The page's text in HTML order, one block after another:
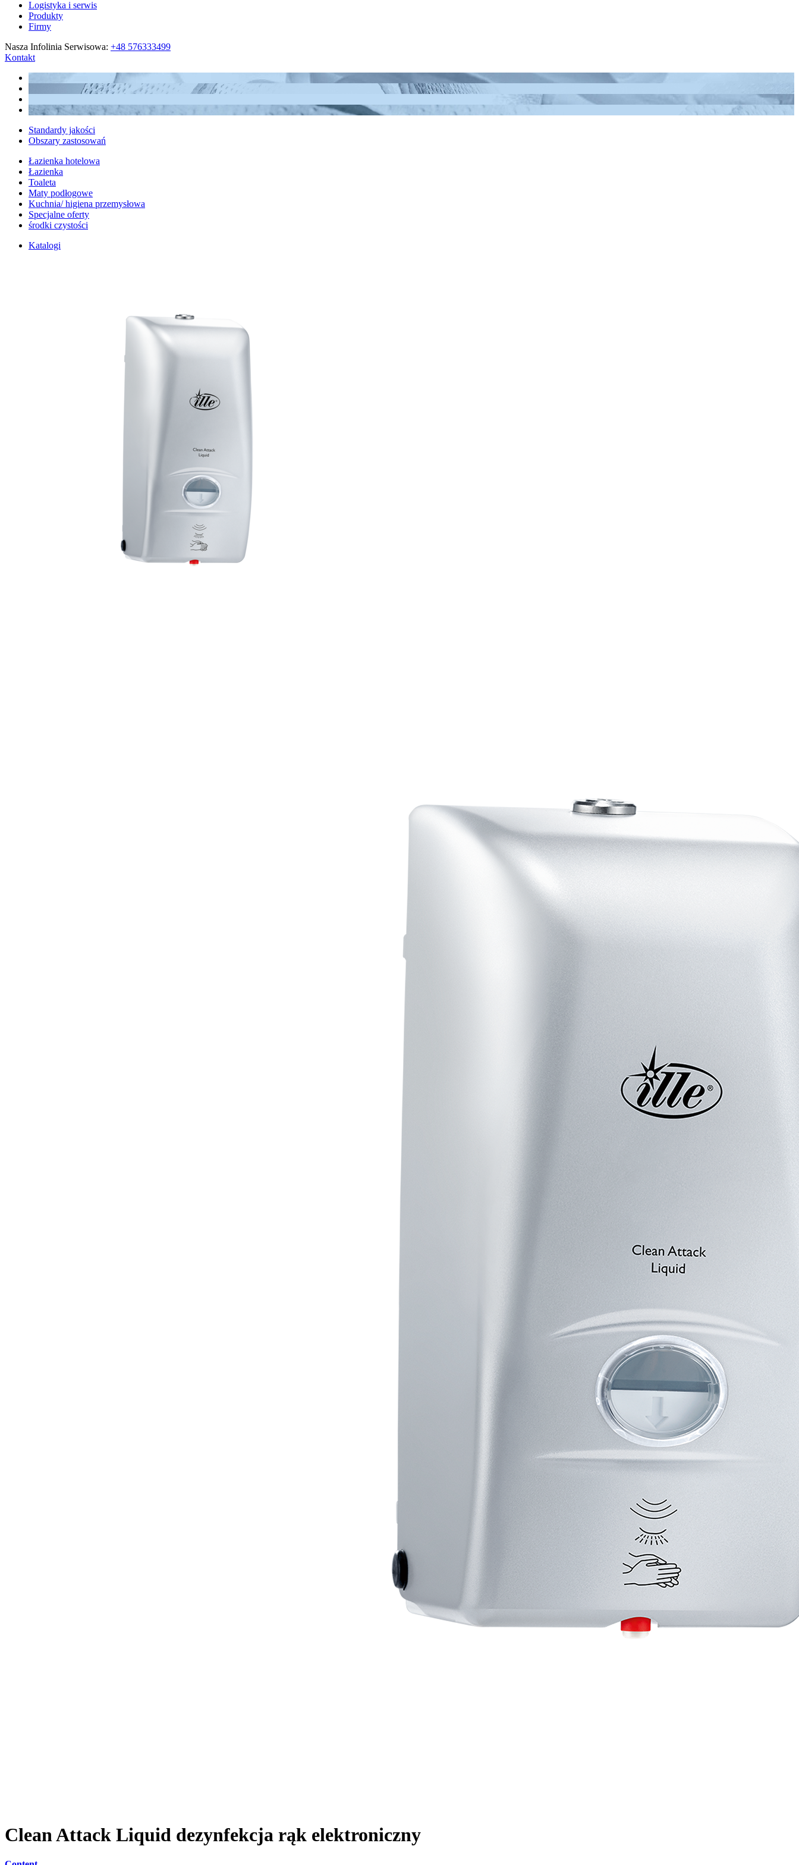
Logistyka i serwis
Produkty
Firmy
Nasza Infolinia Serwisowa: +48 576333499
Kontakt
Standardy jakości
Obszary zastosowań
Łazienka hotelowa
Łazienka
Toaleta
Maty podłogowe
Kuchnia/ higiena przemysłowa
Specjalne oferty
środki czystości
Katalogi
Clean Attack Liquid dezynfekcja rąk elektroniczny